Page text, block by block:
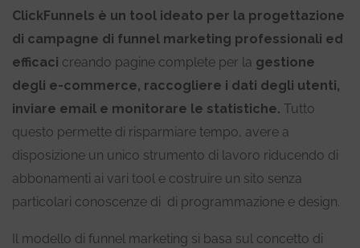
ClickFunnels è un tool ideato per la progettazione
di campagne di funnel marketing professionali ed
efficaci creando pagine complete per la gestione
degli e-commerce, raccogliere i dati degli utenti,
inviare email e monitorare le statistiche. Tutto
questo permette di risparmiare tempo, avere a
disposizione un unico strumento di lavoro riducendo di
abbonamenti ai vari tool e costruire un sito senza
particolari conoscenze di di programmazione e design.
Il modello di funnel marketing si basa sul concetto di